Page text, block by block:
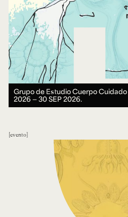
Grupo de Estudio Cuerpo
2026 ― 30 SEP 2026.
evento